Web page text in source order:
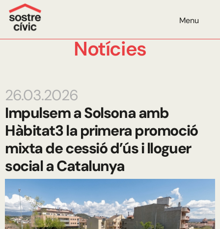
Menu
Notícies
26.03.2026
Impulsem a Solsona amb
Hàbitat3 la primera promoció
mixta de cessió d’ús i lloguer
social a Catalunya